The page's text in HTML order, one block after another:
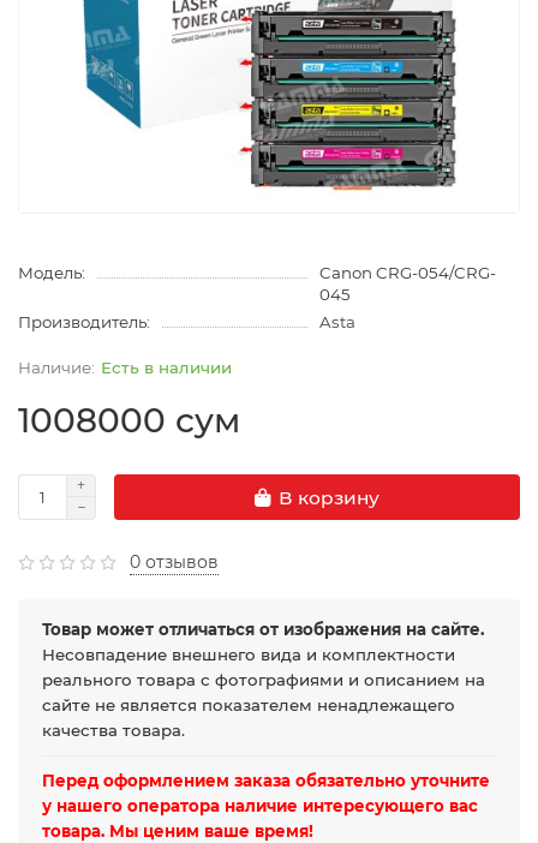
Модель:
Canon CRG-054/CRG-
045
Производитель:
Asta
Есть в наличии
1008000 сум
В корзину
0 отзывов
Товар может отличаться от изображения на сайте.
Несовпадение внешнего вида и комплектности
реального товара с фотографиями и описанием на
сайте не является показателем ненадлежащего
качества товара.
Перед оформлением заказа обязательно уточните
у нашего оператора наличие интересующего вас
товара. Мы ценим ваше время!